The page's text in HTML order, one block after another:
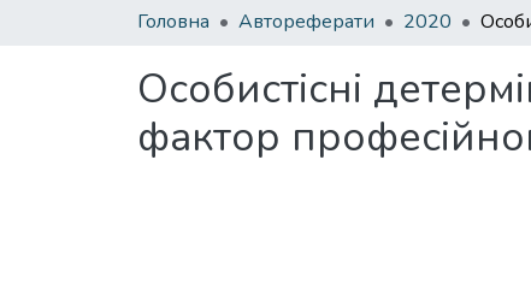
Головна Автореферати 2020
Особистісні
фактор